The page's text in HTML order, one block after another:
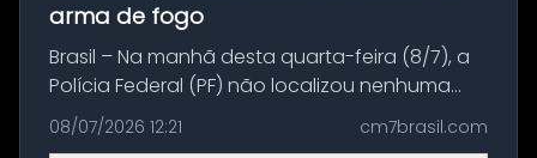
arma de fogo
Brasil – Na manhã desta quarta-feira (8/7), a
Polícia Federal (PF) não localizou nenhuma
arma de fogo durante o cumprimento de um
mandado de busca e apreensão na
08/07/2026 12:21 cm7brasil.com